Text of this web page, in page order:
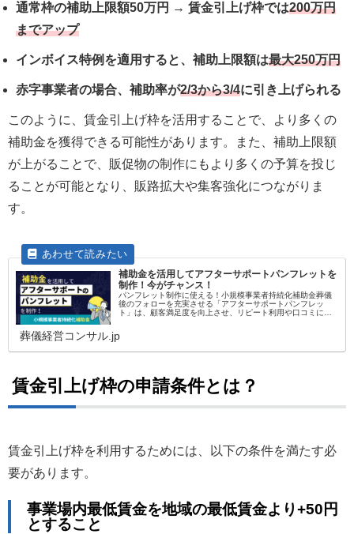
通常枠の補助上限額50万円 → 賃金引上げ枠では200万円
までアップ
インボイス特例を適用すると、補助上限額は最大250万円
赤字事業者の場合、補助率が2/3から3/4に引き上げられる
このように、賃金引上げ枠を活用することで、より多くの
補助金を獲得できる可能性があります。また、補助上限額
が上がることで、販促物の制作にもより多くの予算を投じ
ることが可能となり、販路拡大や集客強化につながりま
す。
補助金を活用してアフターサポートパンフレットを
制作！今がチャンス！
パンフレット制作に使える！小規模事業者持続化補助金葬儀
後のフォローを充実させる「アフターサポートパンフレッ
ト」は、顧客満足度を向上させ、リピート利用や口コミにつ
葬儀経営コンサル.jp
賃金引上げ枠の申請条件とは？
賃金引上げ枠を利用するためには、以下の条件を満たす必
要があります。
事業場内最低賃金を地域の最低賃金より+50円
とすること